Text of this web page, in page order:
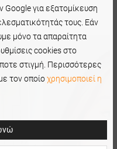
Google για εξατομίκευση
τους. Εάν
μόνο τα απαραίτητα
cookies στο
στιγμή. Περισσότερες
τον οποίοχρησιμοποιεί η